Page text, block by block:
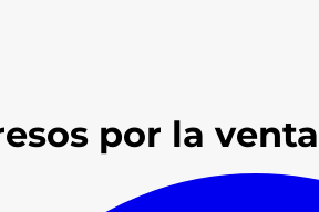
por la